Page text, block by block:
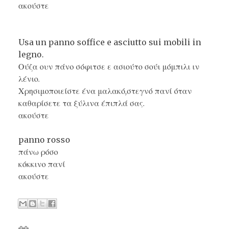
ακούστε
Usa un panno soffice e asciutto sui mobili in
legno.
Ούζα ουν πάνο σόφιτσε ε ασιούτο σούι μόμπιλι ιν
λένιο.
Χρησιμοποιείστε ένα μαλακό,στεγνό πανί όταν
καθαρίσετε τα ξύλινα έπιπλά σας.
ακούστε
panno rosso
πάνω ρόσο
κόκκινο πανί
ακούστε